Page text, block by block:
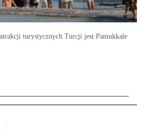
turystycznych Turcji jest Pamukkale